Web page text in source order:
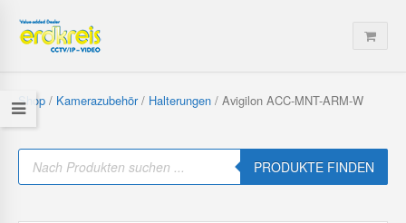
Shop / Kamerazubehör/ Halterungen / Avigilon ACC-MNT-ARM-W
P
o
PRODUKTE FINDEN